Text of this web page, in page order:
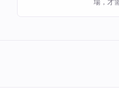
場，才